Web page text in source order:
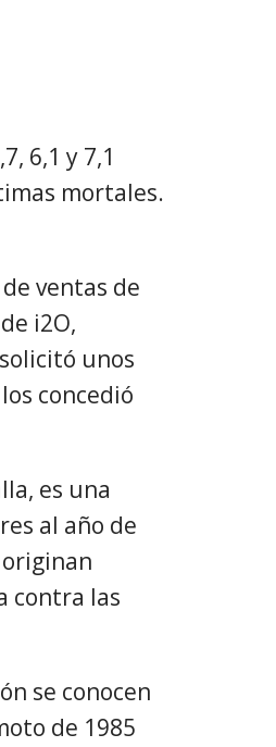
6,1 y 7,1
mortales.
ventas de
i2O,
unos
concedió
es una
al año de
contra las
se conocen
de 1985